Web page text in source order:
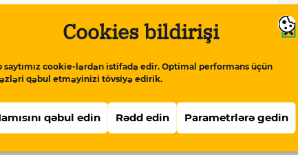
Cookies bildirişi
saytımız cookie-lərdən istifadə edir. Optimal performans üçün
qəbul etməyinizi tövsiyə edirik.
qəbul edin Rədd edin Parametrlərə gedin
düşmənin də 6 meyidi var. Hadrutda
əsas verir ki, təcili Laçın dəhlizinin
sərhədini sərhəd qoşunları nəzarətə
silahlı qüvvələrinin silahları
tələb edilsin! Bu sərhədə biz
daxil olacaq və bilmək olmaz ki,